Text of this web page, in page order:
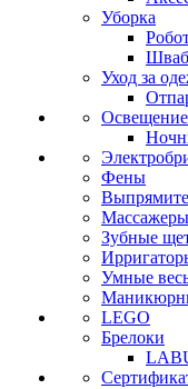
Уборка
Уход за
Освещение
Фены
Массажеры
Зубные
Умные
LEGO
Брелоки